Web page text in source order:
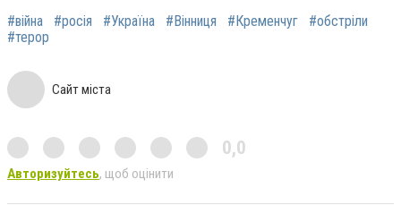
#війна #росія #Україна #Вінниця #Кременчуг
#обстріли
#терор
Сайт міста
0,0
Авторизуйтесь, щоб оцінити